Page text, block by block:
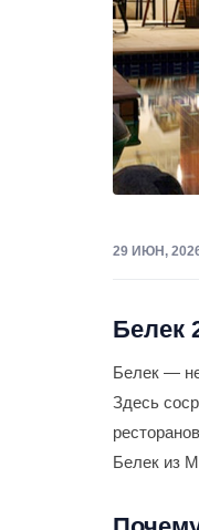
29 ИЮН,
Белек
Белек —
Здесь
Белек из